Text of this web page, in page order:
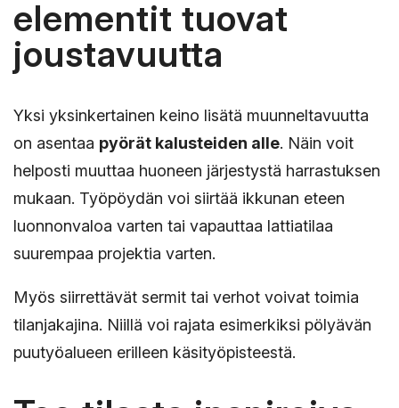
elementit tuovat
joustavuutta
Yksi yksinkertainen keino lisätä muunneltavuutta
on asentaa pyörät kalusteiden alle. Näin voit
helposti muuttaa huoneen järjestystä harrastuksen
mukaan. Työpöydän voi siirtää ikkunan eteen
luonnonvaloa varten tai vapauttaa lattiatilaa
suurempaa projektia varten.
Myös siirrettävät sermit tai verhot voivat toimia
tilanjakajina. Niillä voi rajata esimerkiksi pölyävän
puutyöalueen erilleen käsityöpisteestä.